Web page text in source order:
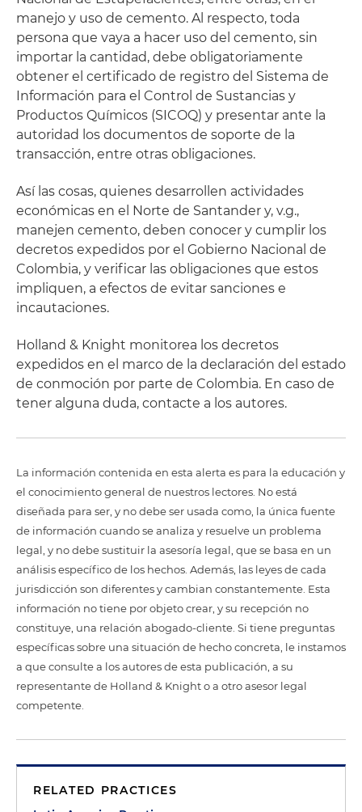
manejo y uso de cemento. Al respecto, toda
persona que vaya a hacer uso del cemento, sin
importar la cantidad, debe obligatoriamente
obtener el certificado de registro del Sistema de
Información para el Control de Sustancias y
Productos Químicos (SICOQ) y presentar ante la
autoridad los documentos de soporte de la
transacción, entre otras obligaciones.
Así las cosas, quienes desarrollen actividades
económicas en el Norte de Santander y, v.g.,
manejen cemento, deben conocer y cumplir los
decretos expedidos por el Gobierno Nacional de
Colombia, y verificar las obligaciones que estos
impliquen, a efectos de evitar sanciones e
incautaciones.
Holland & Knight monitorea los decretos
expedidos en el marco de la declaración del estado
de conmoción por parte de Colombia. En caso de
tener alguna duda, contacte a los autores.
La información contenida en esta alerta es para la educación y
el conocimiento general de nuestros lectores. No está
diseñada para ser, y no debe ser usada como, la única fuente
de información cuando se analiza y resuelve un problema
legal, y no debe sustituir la asesoría legal, que se basa en un
análisis específico de los hechos. Además, las leyes de cada
jurisdicción son diferentes y cambian constantemente. Esta
información no tiene por objeto crear, y su recepción no
constituye, una relación abogado-cliente. Si tiene preguntas
específicas sobre una situación de hecho concreta, le instamos
a que consulte a los autores de esta publicación, a su
representante de Holland & Knight o a otro asesor legal
competente.
RELATED PRACTICES